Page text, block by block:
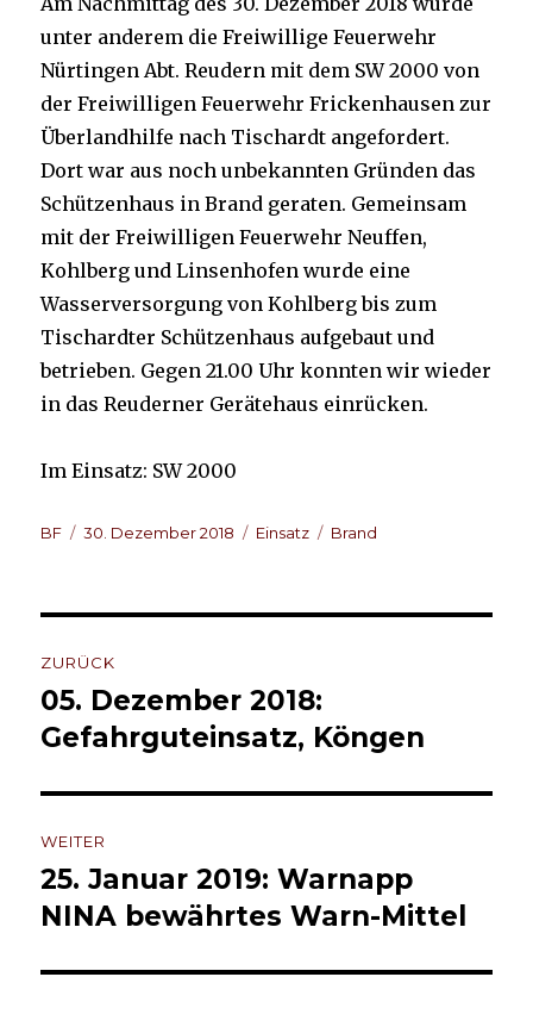
unter anderem die Freiwillige Feuerwehr
Nürtingen Abt. Reudern mit dem SW 2000 von
der Freiwilligen Feuerwehr Frickenhausen zur
Überlandhilfe nach Tischardt angefordert.
Dort war aus noch unbekannten Gründen das
Schützenhaus in Brand geraten. Gemeinsam
mit der Freiwilligen Feuerwehr Neuffen,
Kohlberg und Linsenhofen wurde eine
Wasserversorgung von Kohlberg bis zum
Tischardter Schützenhaus aufgebaut und
betrieben. Gegen 21.00 Uhr konnten wir wieder
in das Reuderner Gerätehaus einrücken.
Im Einsatz: SW 2000
Autor
BF
Veröffentlicht
30. Dezember 2018 Kategorien
Einsatz Schlagwörter
Brand
ZURÜCK
Vorheriger
Beitrag:
05. Dezember 2018:
Gefahrguteinsatz, Köngen
WEITER
Nächster
Beitrag:
25. Januar 2019: Warnapp
NINA bewährtes Warn-Mittel